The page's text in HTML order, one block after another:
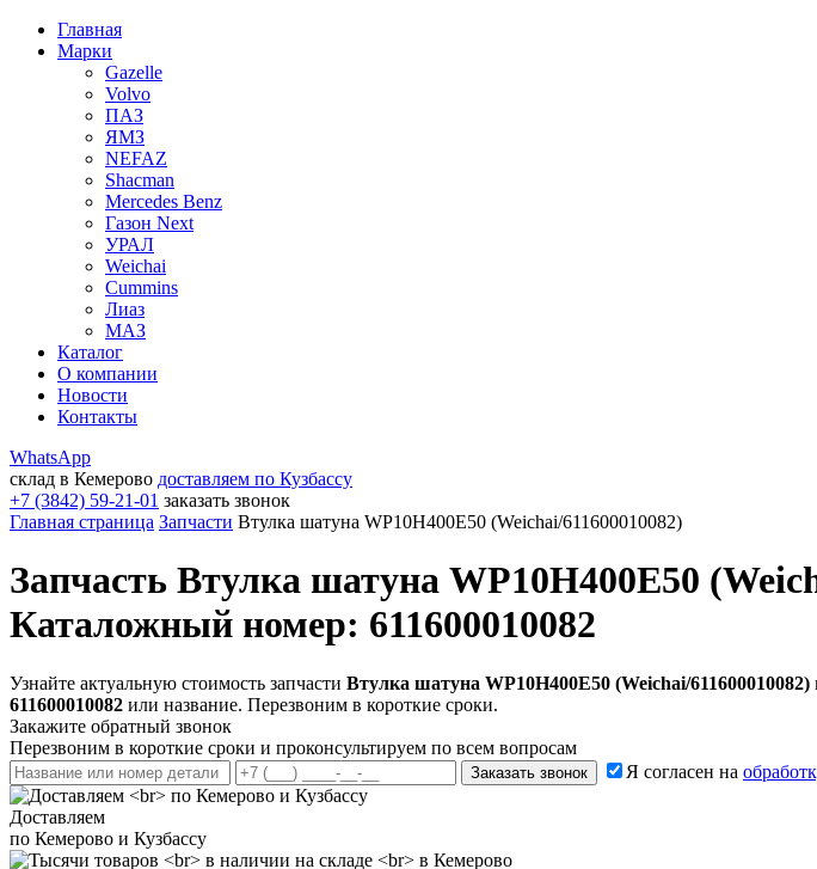
Главная
Марки
Gazelle
Volvo
ПАЗ
ЯМЗ
NEFAZ
Shacman
Mercedes Benz
Газон Next
УРАЛ
Weichai
Cummins
Лиаз
МАЗ
Каталог
О компании
Новости
Контакты
WhatsApp
склад в Кемерово доставляем по Кузбассу
+7 (3842) 59-21-01 заказать звонок
Главная страница Запчасти Втулка шатуна WP10H400E50 (Weichai/611600010082)
Запчасть Втулка шатуна WP10H400E50
Каталожный номер: 611600010082
Узнайте актуальную стоимость запчасти Втулка шатуна WP10H400E50 (Weichai/611600010082)
611600010082 или название. Перезвоним в короткие сроки.
Закажите обратный звонок
Перезвоним в короткие сроки и проконсультируем по всем вопросам
Заказать звонок Я согласен на
Доставляем
по Кемерово и Кузбассу